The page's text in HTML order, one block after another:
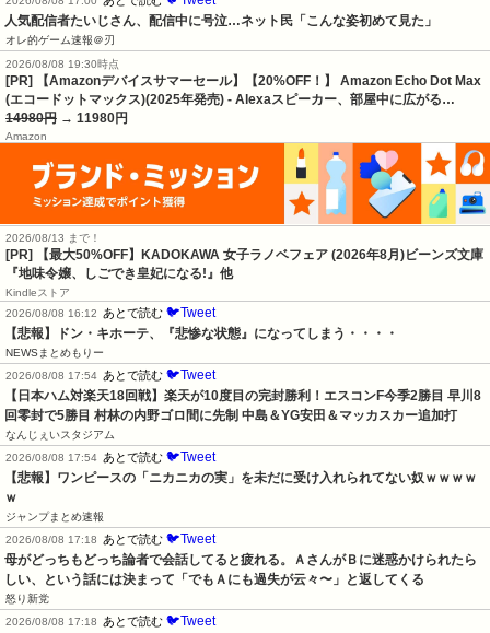
人気配信者たいじさん、配信中に号泣…ネット民「こんな姿初めて見た」
オレ的ゲーム速報＠刃
2026/08/08 19:30時点
[PR] 【Amazonデバイスサマーセール】【20%OFF！】 Amazon Echo Dot Max
(エコードットマックス)(2025年発売) - Alexaスピーカー、部屋中に広がる…
14980円 → 11980円
Amazon
2026/08/13 まで！
[PR] 【最大50%OFF】KADOKAWA 女子ラノベフェア (2026年8月)ビーンズ文庫
『地味令嬢、しごでき皇妃になる!』他
Kindleストア
2026/08/08 16:12
あとで読む 🐦Tweet
【悲報】ドン・キホーテ、『悲惨な状態』になってしまう・・・・
NEWSまとめもりー
2026/08/08 17:54 あとで読む 🐦Tweet
【日本ハム対楽天18回戦】楽天が10度目の完封勝利！エスコンF今季2勝目 早川8
回零封で5勝目 村林の内野ゴロ間に先制 中島＆YG安田＆マッカスカー追加打
なんじぇいスタジアム
2026/08/08 17:54 あとで読む 🐦Tweet
【悲報】ワンピースの「ニカニカの実」を未だに受け入れられてない奴ｗｗｗｗ
ｗ
ジャンプまとめ速報
2026/08/08 17:18
あとで読む 🐦Tweet
母がどっちもどっち論者で会話してると疲れる。ＡさんがＢに迷惑かけられたら
しい、という話には決まって「でもＡにも過失が云々〜」と返してくる
怒り新党
2026/08/08 17:18
あとで読む 🐦Tweet